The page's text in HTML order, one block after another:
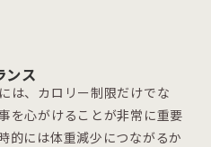
ンス
は、カロリー制限だけでな
を心がけることが非常に重要
的には体重減少につながるか